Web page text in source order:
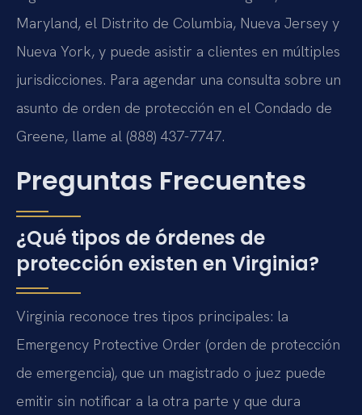
Maryland, el Distrito de Columbia, Nueva Jersey y
Nueva York, y puede asistir a clientes en múltiples
jurisdicciones. Para agendar una consulta sobre un
asunto de orden de protección en el Condado de
Greene, llame al (888) 437-7747.
Preguntas Frecuentes
¿Qué tipos de órdenes de
protección existen en Virginia?
Virginia reconoce tres tipos principales: la
Emergency Protective Order (orden de protección
de emergencia), que un magistrado o juez puede
emitir sin notificar a la otra parte y que dura